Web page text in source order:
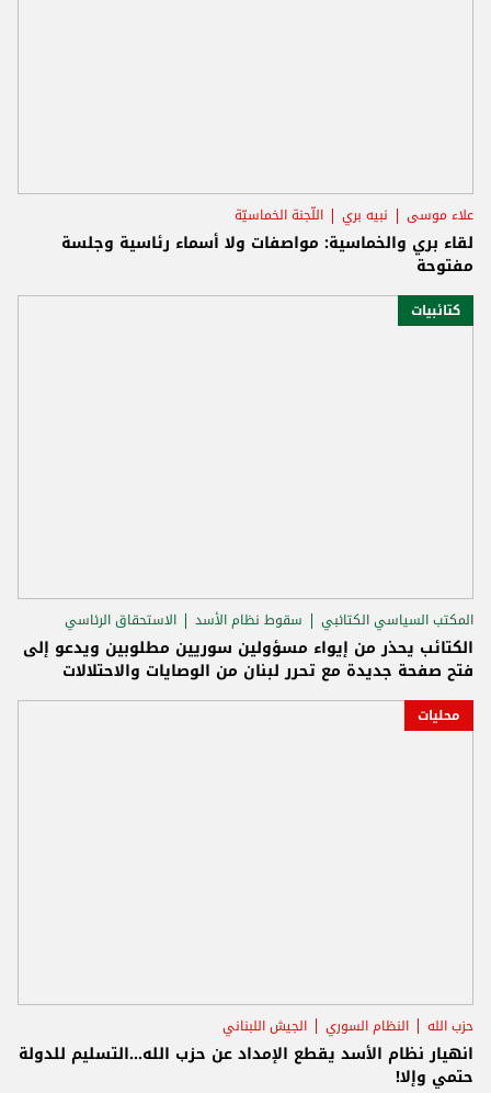
علاء موسى نبيه بري اللّجنة الخماسيّة
لقاء بري والخماسية: مواصفات ولا أسماء رئاسية وجلسة
مفتوحة
كتائبيات
المكتب السياسي الكتائبي سقوط نظام الأسد الاستحقاق الرئاسي
الكتائب يحذر من إيواء مسؤولين سوريين مطلوبين ويدعو إلى
فتح صفحة جديدة مع تحرر لبنان من الوصايات والاحتلالات
محليات
حزب الله النظام السوري الجيش اللبناني
انهيار نظام الأسد يقطع الإمداد عن حزب الله...التسليم للدولة
حتمي وإلا!